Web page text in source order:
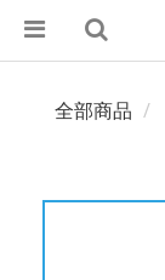
全部商品